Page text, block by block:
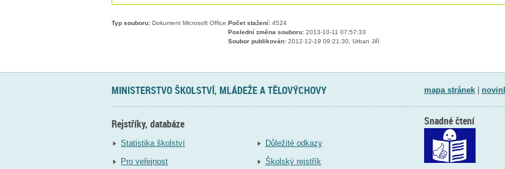
Typ souboru: Dokument Microsoft Office. Počet stažení: 4524
Poslední změna souboru: 2013-10-11 07:57:33
Soubor publikován: 2012-12-19 09:21:30, Urban Jiří
MINISTERSTVO ŠKOLSTVÍ, MLÁDEŽE A TĚLOVÝCHOVY mapa stránek|
Rejstříky, databáze
Statistika školství
Pro veřejnost
Důležité odkazy
Školský rejstřík
Snadné čtení